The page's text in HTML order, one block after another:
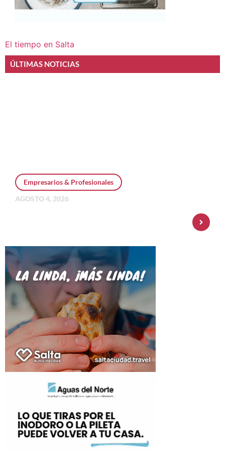
El tiempo en Salta
ÚLTIMAS NOTICIAS
Empresarios & Profesionales
AGOSTO 4, 2026